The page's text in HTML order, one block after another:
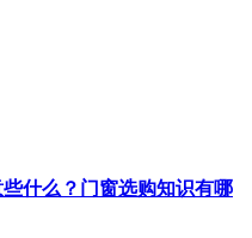
什么？门窗选购知识有哪